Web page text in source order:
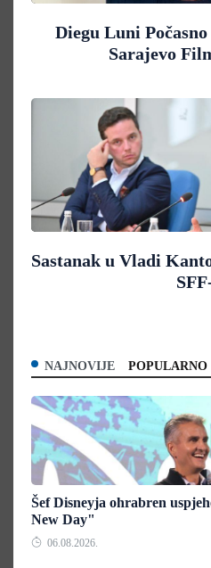
Diegu Luni
Sarajevo
Sastanak u Vladi
NAJNOVIJE POPULARNO
Šef Disneyja ohrabren
New Day"
06.08.2026.